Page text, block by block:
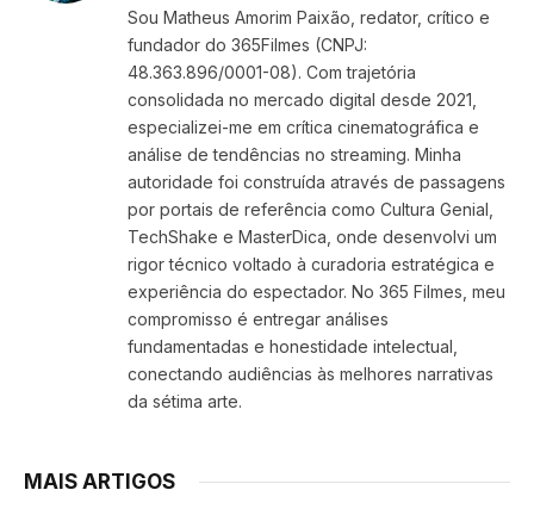
Sou Matheus Amorim Paixão, redator, crítico e
fundador do 365Filmes (CNPJ:
48.363.896/0001-08). Com trajetória
consolidada no mercado digital desde 2021,
especializei-me em crítica cinematográfica e
análise de tendências no streaming. Minha
autoridade foi construída através de passagens
por portais de referência como Cultura Genial,
TechShake e MasterDica, onde desenvolvi um
rigor técnico voltado à curadoria estratégica e
experiência do espectador. No 365 Filmes, meu
compromisso é entregar análises
fundamentadas e honestidade intelectual,
conectando audiências às melhores narrativas
da sétima arte.
MAIS ARTIGOS